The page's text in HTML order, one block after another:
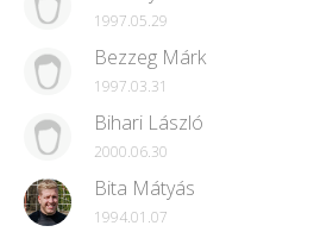
1997.05.29
Bezzeg Márk
1997.03.31
Bihari László
2000.06.30
Bita Mátyás
1994.01.07